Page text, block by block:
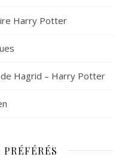
Harry Potter
Hagrid – Harry Potter